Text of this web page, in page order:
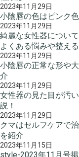
2023年11月29日
小陰唇の色はピンク
2023年11月29日
綺麗な女性器につい
よくある悩みや整え
2023年11月29日
小陰唇の正常な形や
介
2023年11月29日
女性器の見た目が汚
説！
2023年11月29日
クマはセルフケアで
を紹介
2023年11月15日
style-2023年11月号